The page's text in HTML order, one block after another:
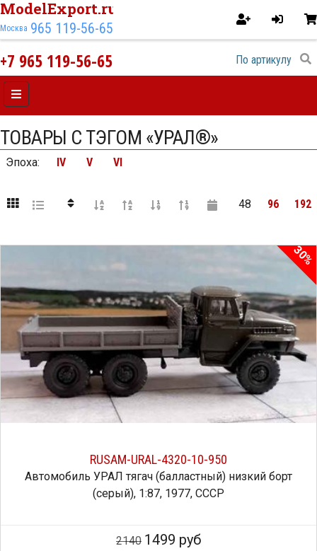
ModelExport.ru
Москва 965 119-56-65
+7 965 119-56-65
ТОВАРЫ С ТЭГОМ «УРАЛ®»
Эпоха: IV V VI
48 96 192
RUSAM-URAL-4320-10-950
Автомобиль УРАЛ тягач (балластный) низкий борт
(серый), 1:87, 1977, СССР
30%
2140 1499 руб